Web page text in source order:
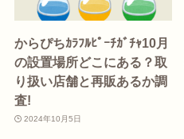
からぴちｶﾗﾌﾙﾋﾟｰﾁｶﾞﾁｬ10月
の設置場所どこにある？取
り扱い店舗と再販あるか調
査!
2024年10月5日